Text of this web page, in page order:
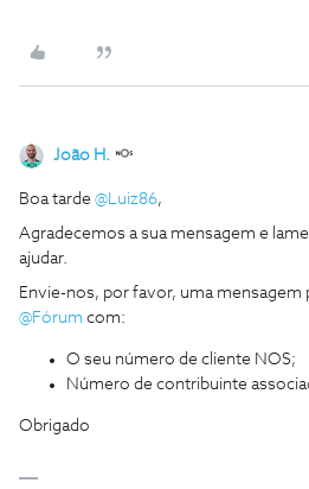
João H.
Boa tarde @Luiz86,
Agradecemos a sua mensagem e
ajudar.
Envie-nos, por favor, uma mensagem
@Fórum com:
O seu número de cliente NOS;
Número de contribuinte
Obrigado